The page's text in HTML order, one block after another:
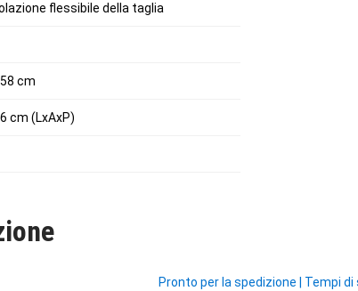
flessibile della taglia
cm
cm (LxAxP)
Pronto per la spedizione Tempi di